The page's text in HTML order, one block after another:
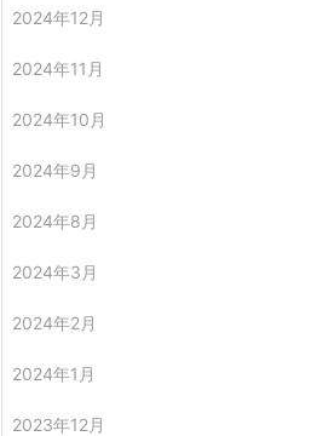
2024年12月
2024年11月
2024年10月
2024年9月
2024年8月
2024年3月
2024年2月
2024年1月
2023年12月